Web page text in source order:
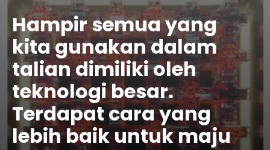
Hampir semua yang
kita gunakan dalam
talian dimiliki oleh
teknologi besar.
Terdapat cara yang
lebih baik untuk maju